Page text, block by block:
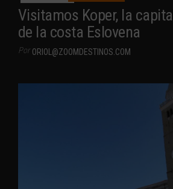
Visitamos Koper, la
de la costa Eslovena
Por ORIOL@ZOOMDESTINOS.COM